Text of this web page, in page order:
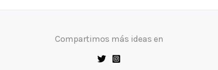
Compartimos más ideas en